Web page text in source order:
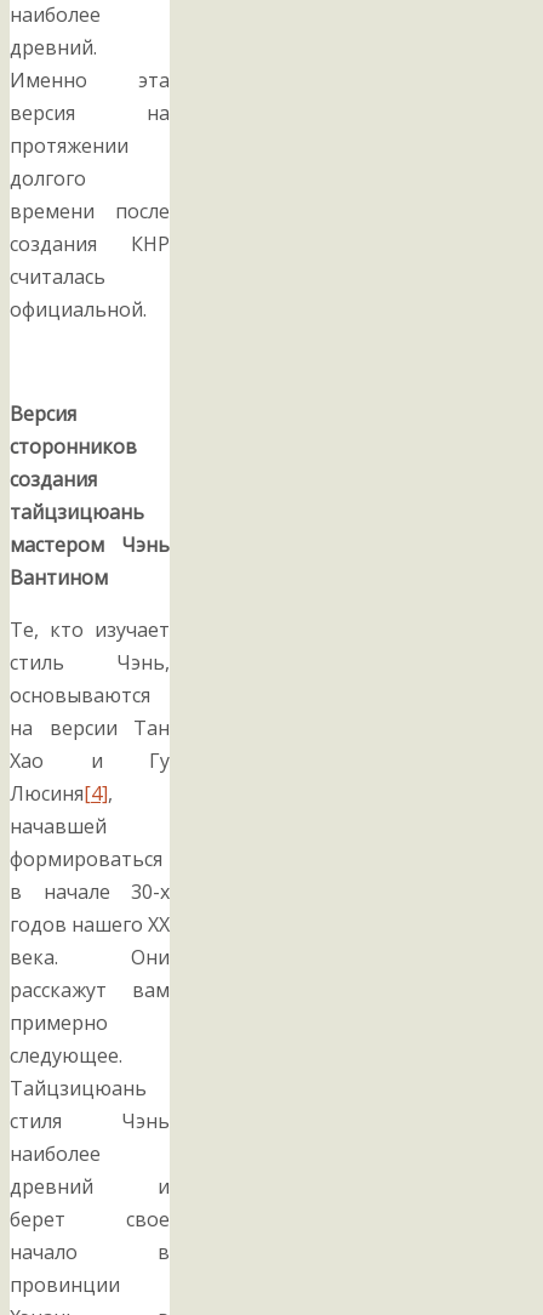
наиболее
древний.
Именно эта
версия на
протяжении
долгого
времени после
создания КНР
считалась
официальной.
Версия
сторонников
создания
тайцзицюань
мастером Чэнь
Вантином
Те, кто изучает
стиль Чэнь,
основываются
на версии Тан
Хао и Гу
Люсиня[4],
начавшей
формироваться
в начале 30-х
годов нашего ХХ
века. Они
расскажут вам
примерно
следующее.
Тайцзицюань
стиля Чэнь
наиболее
древний и
берет свое
начало в
провинции